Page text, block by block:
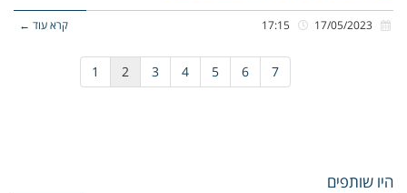
קרא עוד ←
1 2 3 4 5 6 7
היו שותפים